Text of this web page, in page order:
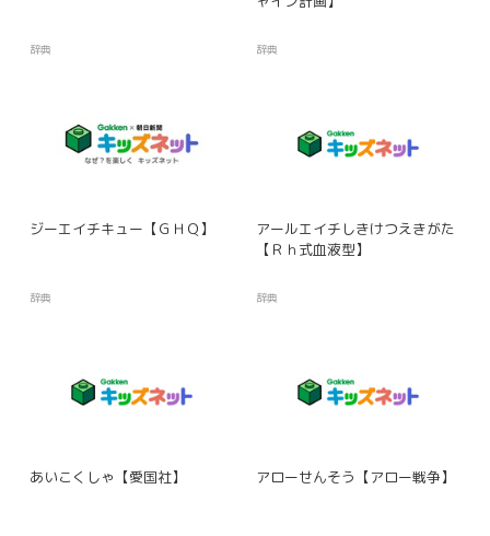
辞典 辞典
ジーエイチキュー【ＧＨＱ】
辞典
アールエイチしきけつえきがた
【Ｒｈ式血液型】
辞典
あいこくしゃ【愛国社】 アローせんそう【アロー戦争】